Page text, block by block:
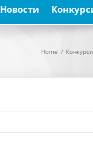
Новости
Home / Конкурси